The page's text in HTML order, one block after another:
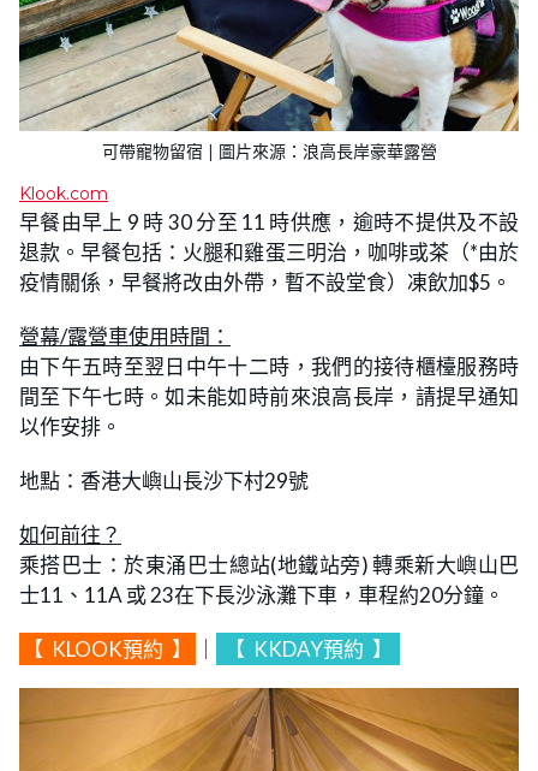
可帶寵物留宿 | 圖片來源：浪高長岸豪華露營
Klook.com
早餐由早上 9 時 30 分至 11 時供應，逾時不提供及不設
退款。早餐包括：火腿和雞蛋三明治，咖啡或茶（*由於
疫情關係，早餐將改由外帶，暫不設堂食）凍飲加$5。
營幕/露營車使用時間：
由下午五時至翌日中午十二時，我們的接待櫃檯服務時
間至下午七時。如未能如時前來浪高長岸，請提早通知
以作安排。
地點：香港大嶼山長沙下村29號
如何前往？
乘搭巴士：於東涌巴士總站(地鐵站旁) 轉乘新大嶼山巴
士11、11A 或 23在下長沙泳灘下車，車程約20分鐘。
【 KLOOK預約 】 【 KKDAY預約 】